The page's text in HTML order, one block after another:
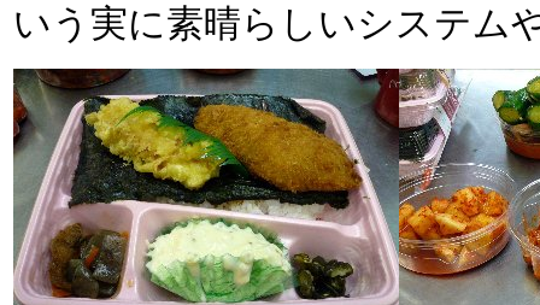
いう実に素晴らしいシステム